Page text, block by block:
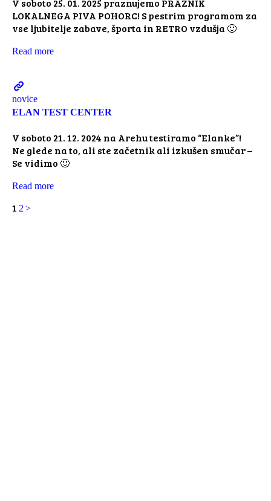
V soboto 25. 01. 2025 praznujemo PRAZNIK
LOKALNEGA PIVA POHORC! S pestrim programom za
vse ljubitelje zabave, športa in RETRO vzdušja 🙂
Read more
novice
ELAN TEST CENTER
V soboto 21. 12. 2024 na Arehu testiramo “Elanke”!
Ne glede na to, ali ste začetnik ali izkušen smučar –
Se vidimo 🙂
Read more
Številčenje
Stran
1 Stran
2 >